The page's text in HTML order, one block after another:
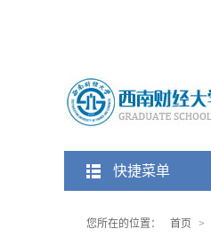
快捷菜单
您所在的位置： 首页 >